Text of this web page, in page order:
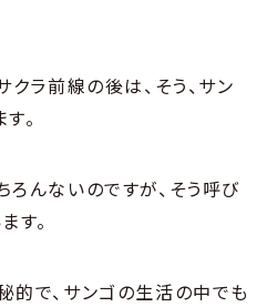
クラ前線の後は、そう、サン
。
んないのですが、そう呼び
す。
で、サンゴの生活の中でも